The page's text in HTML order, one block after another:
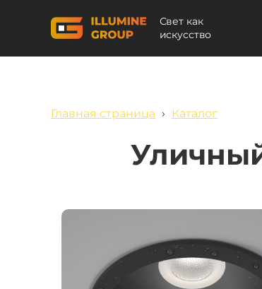
Свет как
искусство
Главная страница › Каталог